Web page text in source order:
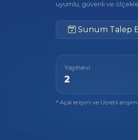
uyumlu, güvenli ve
Sunum Talep
Yayınevi
2
* Açık erişim ve Ücretli